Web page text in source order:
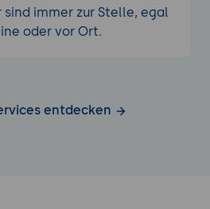
sind immer zur Stelle, egal
oder vor Ort.
entdecken